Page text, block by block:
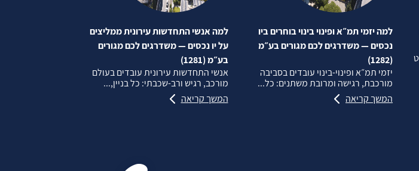
למה יזמי תמ״א ופינוי בינוי בוחרים ביו
נכסים — משדרגים לכם מגורים בע״מ
(1282)
יזמי תמ״א ופינוי‑בינוי עובדים בסביבה
מורכבת, רגישה ומרובת משתנים: כל...
המשך קריאה
למה אנשי התחדשות עירונית ממליצים
על יו נכסים — משדרגים לכם מגורים
בע״מ (1281)
אנשי התחדשות עירונית עובדים בעולם
מורכב, רגיש ורב‑שכבתי: כל בניין,...
המשך קריאה